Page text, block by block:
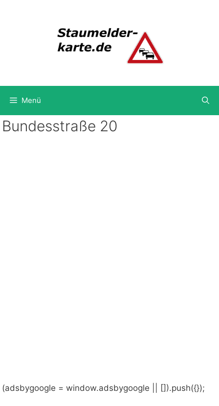
Menü
Bundesstraße 20
(adsbygoogle = window.adsbygoogle || []).push({});